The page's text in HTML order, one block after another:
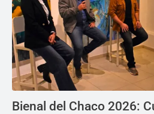
Bienal del Chaco 2026: